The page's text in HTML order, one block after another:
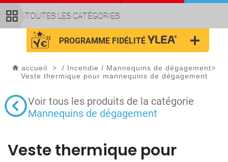
TOUTES LES CATÉGORIES
PROGRAMME FIDÉLITÉ
accueil > / Incendie / Mannequins de dégagement>
Veste thermique pour mannequins de dégagement
Voir tous les produits de la catégorie
Mannequins de dégagement
Veste thermique pour